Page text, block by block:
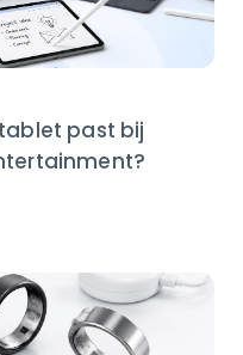
past bij